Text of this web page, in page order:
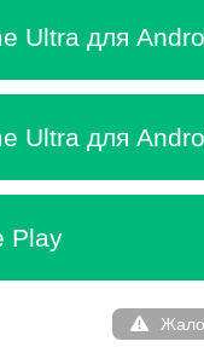
Ultra для
Ultra для
Play